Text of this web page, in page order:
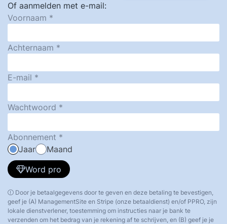
Of aanmelden met e-mail:
Voornaam
Achternaam
E-mail
Wachtwoord
Abonnement
Jaar
Maand
Word pro
Door je betaalgegevens door te geven en deze betaling te bevestigen,
geef je (A) ManagementSite en Stripe (onze betaaldienst) en/of PPRO, zijn
lokale dienstverlener, toestemming om instructies naar je bank te
verzenden om het bedrag van je rekening af te schrijven, en (B) geef je je